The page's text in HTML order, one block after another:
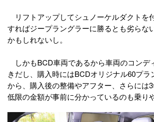
リフトアップしてシュノーケルダクトを
すればジープラングラーに勝るとも劣らな
かもしれないし。
しかもBCD車両であるから車両のコンデ
きだし、購入時にはBCDオリジナル60プラ
から、購入後の整備やアフター、さらには
低限の金額が事前に分かっているのも乗り